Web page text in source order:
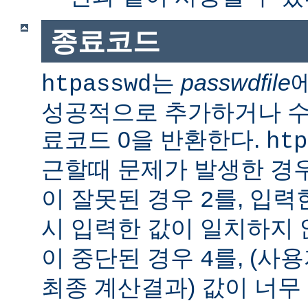
종료코드
htpasswd는 passwdfile
성공적으로 추가하거나
료코드 0을 반환한다.
근할때 문제가 발생한 경
이 잘못된 경우 2를, 입력
시 입력한 값이 일치하지
이 중단된 경우 4를, (사
최종 계산결과) 값이 너